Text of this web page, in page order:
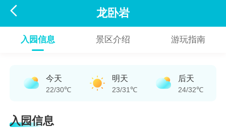
 龙卧岩
入园信息 景区介绍 游玩指南
今天
22/30℃
明天
23/31℃
后天
24/32℃
入园信息